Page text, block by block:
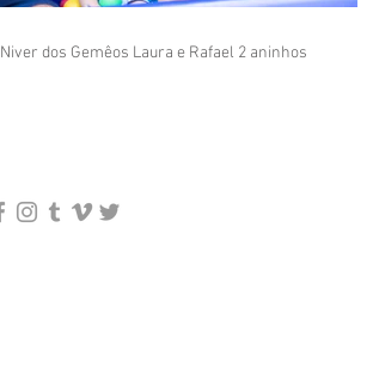
Niver dos Gemêos Laura e Rafael 2 aninhos